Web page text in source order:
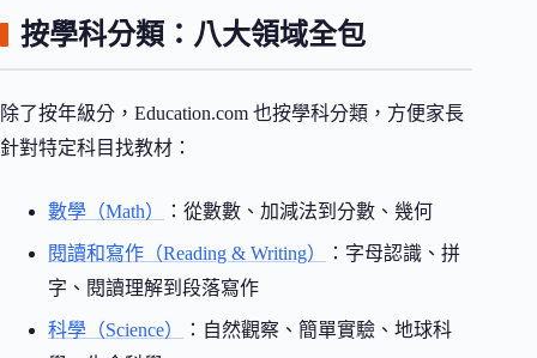
按學科分類：八大領域全包
除了按年級分，Education.com 也按學科分類，方便家長
針對特定科目找教材：
數學（Math） ：從數數、加減法到分數、幾何
閱讀和寫作（Reading & Writing）
：字母認識、拼
字、閱讀理解到段落寫作
科學（Science）
：自然觀察、簡單實驗、地球科